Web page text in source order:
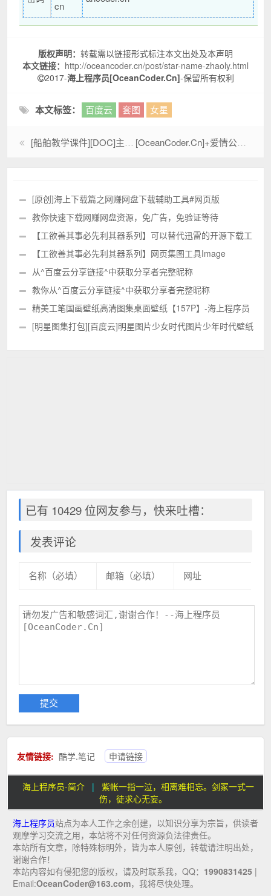
cn
版权声明： 转载需以链接形式标注本文出处及本声明
本文链接： http://oceancoder.cn/post/star-name-zhaoly.html
2017-海上程序员[OceanCoder.Cn]-保留所有权利
本文标签： 百度云 套图 女星
[船舶教学课件][DOC]主机气动操纵系统图解与说明 [OceanCoder.Cn]+爱情公寓【诺澜刘萌萌】明星图集[304P]_P1
[原创]海上下载篇之网赚网盘下载辅助工具#网页版
教你快速下载网赚网盘资源，免广告，免验证等待
【工欲善其事必先利其器系列】可以替代迅雷的开源下载工
具Aria2配置及使用教程
【工欲善其事必先利其器系列】网页集图工具Image
Picker从^百度云分享链接^中获取分享者完整昵称
教你从^百度云分享链接^中获取分享者完整昵称
精美工笔国画壁纸高清图集桌面壁纸【157P】-海上程序员
[OceanCoder.Cn]
[明星图集打包][百度云]明星图片少女时代图片少年时代壁纸
已有 10429 位网友参与，快来吐槽：
发表评论
友情链接: 酷学.笔记 申请链接
海上程序员-简介 |
紫帐一指一泣，相离难相忘。剑冢一式一
伤，徒求心无妄。
海上程序员站点为本人工作之余创建，以知识分享为宗旨，供读者
观摩学习交流之用，本站将不对任何资源负法律责任。
本站所有文章，除特殊标明外，皆为本人原创，转载请注明出处，
谢谢合作！
本站内容如有侵犯您的版权，请及时联系我，QQ： 1990831425 |
Email:OceanCoder@163.com，我将尽快处理。